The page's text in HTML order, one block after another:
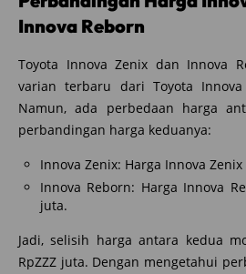
Innova Reborn
Toyota Innova Zenix dan Innova
varian terbaru dari Toyota
Namun, ada perbedaan harga
perbandingan harga keduanya:
Innova Zenix: Harga Innova
Innova Reborn: Harga Innova
juta.
Jadi, selisih harga antara kedua
RpZZZ juta. Dengan mengetahui